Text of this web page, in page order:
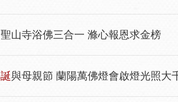
山寺浴佛三合一 滌心報恩求金榜
與母親節 蘭陽萬佛燈會啟燈光照大